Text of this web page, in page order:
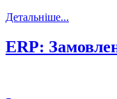
Детальніше...
ERP: